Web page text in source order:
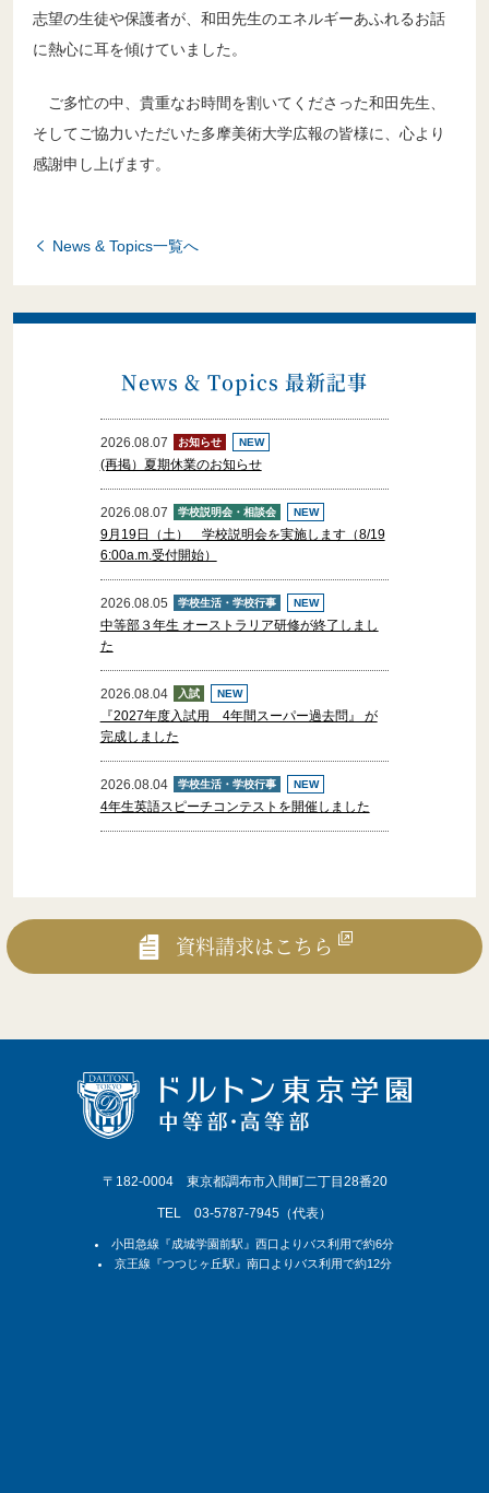
生徒募集要項・出願書類
生徒募集要項・出願書類
【卒業証明書等の発行手続について】
志望の生徒や保護者が、和田先生のエネルギーあふれるお話
に熱心に耳を傾けていました。
ご多忙の中、貴重なお時間を割いてくださった和田先生、
そしてご協力いただいた多摩美術大学広報の皆様に、心より
感謝申し上げます。
News & Topics一覧へ
News & Topics 最新記事
2026.08.07 お知らせ NEW
(再掲）夏期休業のお知らせ
2026.08.07 学校説明会・相談会 NEW
9月19日（土） 学校説明会を実施します（8/19
6:00a.m.受付開始）
2026.08.05 学校生活・学校行事 NEW
中等部３年生 オーストラリア研修が終了しまし
た
2026.08.04 入試 NEW
『2027年度入試用 4年間スーパー過去問』 が
完成しました
2026.08.04 学校生活・学校行事 NEW
4年生英語スピーチコンテストを開催しました
資料請求はこちら
〒182-0004 東京都調布市入間町二丁目28番20
TEL 03-5787-7945（代表）
小田急線『成城学園前駅』西口よりバス利用で約6分
京王線『つつじヶ丘駅』南口よりバス利用で約12分